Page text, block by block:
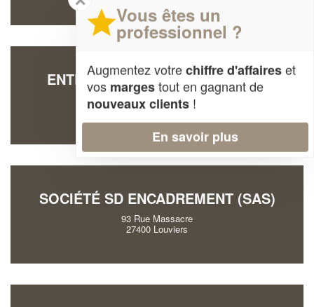
ENTREPRISE LEFEBVRE SABINE
13 Rue Des Deux Cotes
27320 St-Germain-S-Avre
SOCIÉTÉ SD ENCADREMENT (SAS)
93 Rue Massacre
27400 Louviers
Vous êtes un
professionnel ?
Augmentez votrechiffre d'affaireset
vos margestout en gagnant de
nouveaux clients !
En savoir plus